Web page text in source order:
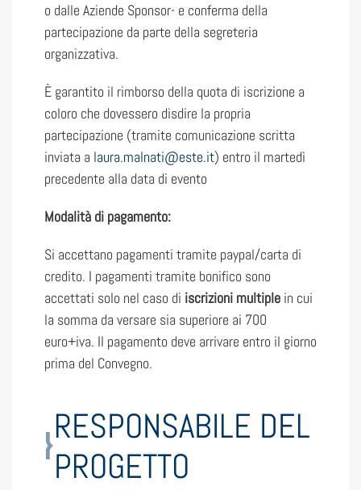
o dalle Aziende Sponsor- e conferma della
partecipazione da parte della segreteria
organizzativa.
È garantito il rimborso della quota di iscrizione a
coloro che dovessero disdire la propria
partecipazione (tramite comunicazione scritta
inviata a laura.malnati@este.it) entro il martedì
precedente alla data di evento
Modalità di pagamento:
Si accettano pagamenti tramite paypal/carta di
credito. I pagamenti tramite bonifico sono
accettati solo nel caso di iscrizioni multiple in cui
la somma da versare sia superiore ai 700
euro+iva. Il pagamento deve arrivare entro il giorno
prima del Convegno.
RESPONSABILE DEL
PROGETTO